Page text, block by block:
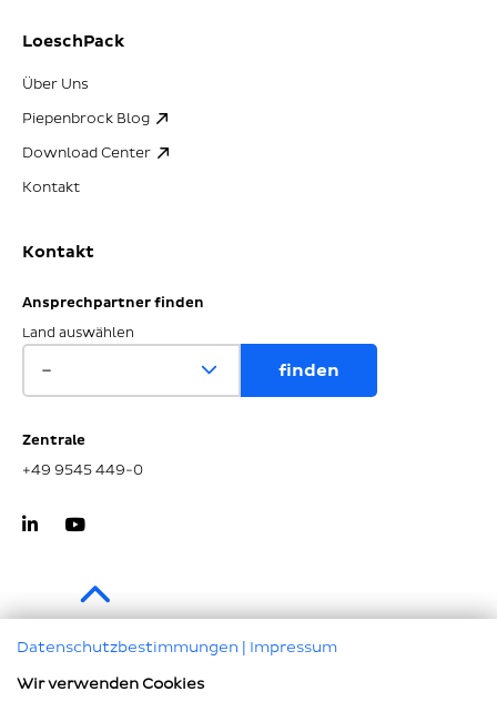
LoeschPack
Über Uns
Piepenbrock Blog
Download Center
Kontakt
Kontakt
Ansprechpartner finden
Land auswählen
Zentrale
+49 9545 449-0
Impressum
Datenschutzbestimmungen | Impressum
Wir verwenden Cookies